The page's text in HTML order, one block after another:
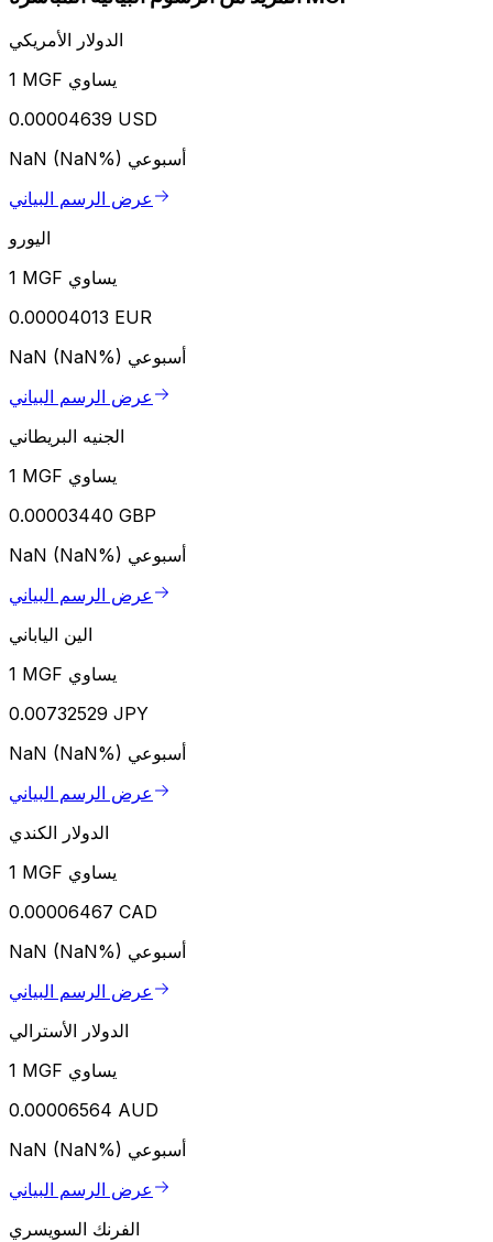
الدولار الأمريكي
1 MGF يساوي
0.00004639 USD
NaN (NaN%) أسبوعي
عرض الرسم البياني
اليورو
1 MGF يساوي
0.00004013 EUR
NaN (NaN%) أسبوعي
عرض الرسم البياني
الجنيه البريطاني
1 MGF يساوي
0.00003440 GBP
NaN (NaN%) أسبوعي
عرض الرسم البياني
الين الياباني
1 MGF يساوي
0.00732529 JPY
NaN (NaN%) أسبوعي
عرض الرسم البياني
الدولار الكندي
1 MGF يساوي
0.00006467 CAD
NaN (NaN%) أسبوعي
عرض الرسم البياني
الدولار الأسترالي
1 MGF يساوي
0.00006564 AUD
NaN (NaN%) أسبوعي
عرض الرسم البياني
الفرنك السويسري